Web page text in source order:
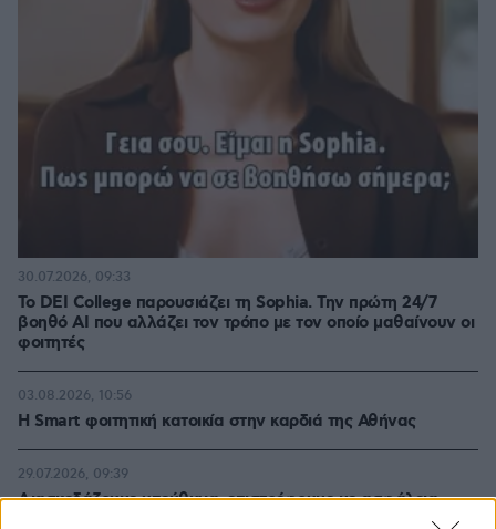
Το DEI College παρουσιάζει τη Sophia. Την πρώτη 24/7
βοηθό AI που αλλάζει τον τρόπο με τον οποίο μαθαίνουν οι
φοιτητές
30.07.2026, 09:33
Η Smart φοιτητική κατοικία στην καρδιά της Αθήνας
03.08.2026, 10:56
Διασκεδάζουμε υπεύθυνα, επιστρέφουμε με ασφάλεια
29.07.2026, 09:39